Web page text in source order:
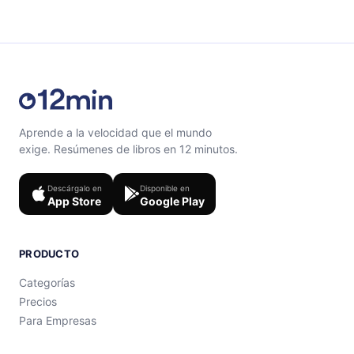
Siéntete libre de contactarnos ensupport@12min.com.
Aprende a la velocidad que el mundo
exige. Resúmenes de libros en 12 minutos.
Descárgalo en
App Store
Disponible en
Google Play
PRODUCTO
Categorías
Precios
Para Empresas